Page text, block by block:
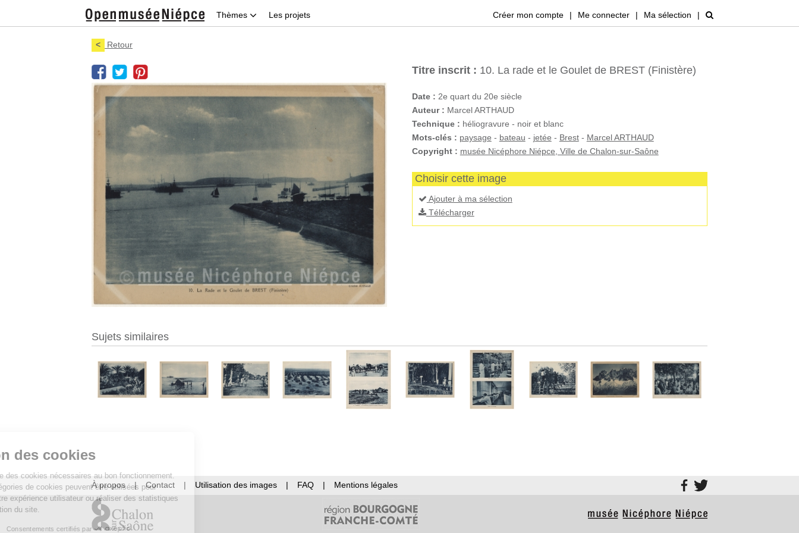
Thèmes Les projets Créer mon compte | Me connecter | Ma sélection |
< Retour
Titre inscrit : 10. La rade et le Goulet de BREST (Finistère)
Date : 2e quart du 20e siècle
Auteur : Marcel ARTHAUD
Technique : héliogravure - noir et blanc
Mots-clés : paysage - bateau - jetée - Brest- Marcel ARTHAUD
Copyright : musée Nicéphore Niépce, Ville de Chalon-sur-Saône
Choisir cette image
Ajouter à ma sélection
Télécharger
Sujets similaires
À propos | Contact | Utilisation des images | FAQ | Mentions légales
Gestion des cookies
Ce site utilise des cookies nécessaires au bon fonctionnement.
D’autres catégories de cookies peuvent être utilisées pour
améliorer votre expérience utilisateur ou réaliser des statistiques
de fréquentation du site.
Consentements certifiés par